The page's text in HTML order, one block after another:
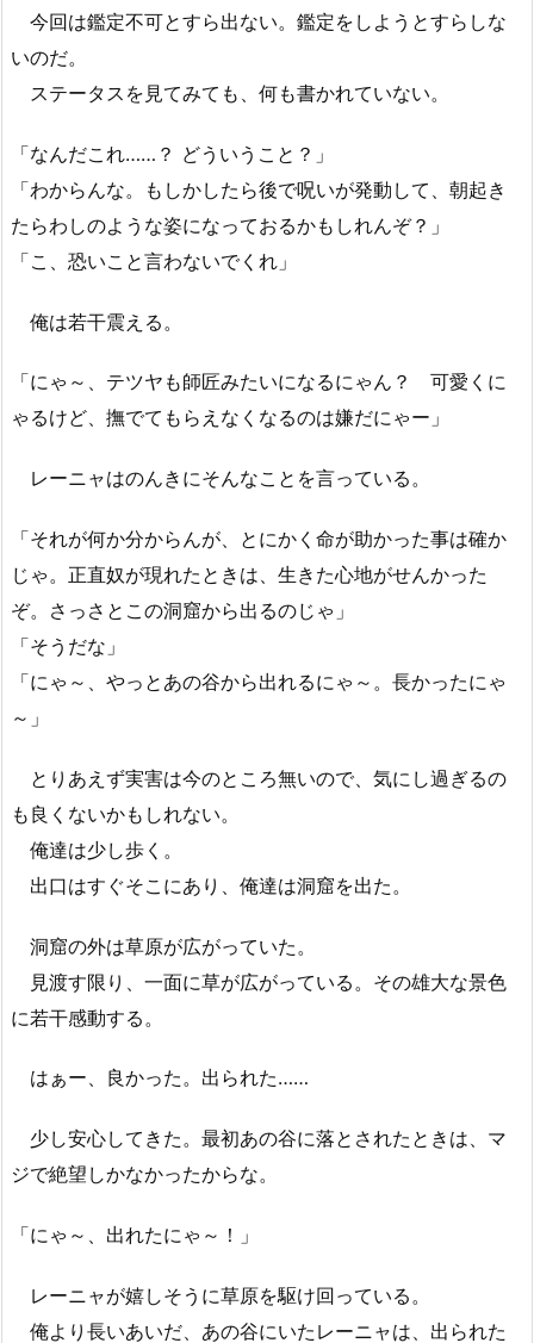
今回は鑑定不可とすら出ない。鑑定をしようとすらしな
いのだ。
ステータスを見てみても、何も書かれていない。
「なんだこれ……？ どういうこと？」
「わからんな。もしかしたら後で呪いが発動して、朝起き
たらわしのような姿になっておるかもしれんぞ？」
「こ、恐いこと言わないでくれ」
俺は若干震える。
「にゃ～、テツヤも師匠みたいになるにゃん？ 可愛くに
ゃるけど、撫でてもらえなくなるのは嫌だにゃー」
レーニャはのんきにそんなことを言っている。
「それが何か分からんが、とにかく命が助かった事は確か
じゃ。正直奴が現れたときは、生きた心地がせんかった
ぞ。さっさとこの洞窟から出るのじゃ」
「そうだな」
「にゃ～、やっとあの谷から出れるにゃ～。長かったにゃ
～」
とりあえず実害は今のところ無いので、気にし過ぎるの
も良くないかもしれない。
俺達は少し歩く。
出口はすぐそこにあり、俺達は洞窟を出た。
洞窟の外は草原が広がっていた。
見渡す限り、一面に草が広がっている。その雄大な景色
に若干感動する。
はぁー、良かった。出られた……
少し安心してきた。最初あの谷に落とされたときは、マ
ジで絶望しかなかったからな。
「にゃ～、出れたにゃ～！」
レーニャが嬉しそうに草原を駆け回っている。
俺より長いあいだ、あの谷にいたレーニャは、出られた